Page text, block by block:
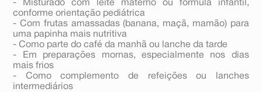
- Misturado com leite materno ou fórmula infantil,
conforme orientação pediátrica
- Com frutas amassadas (banana, maçã, mamão) para
uma papinha mais nutritiva
- Como parte do café da manhã ou lanche da tarde
- Em preparações mornas, especialmente nos dias
mais frios
- Como complemento de refeições ou lanches
intermediários